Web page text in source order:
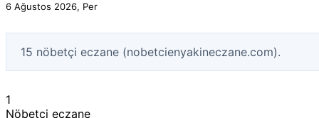
6 Ağustos 2026, Per
15 nöbetçi eczane (nobetcienyakineczane.com).
1
Nöbetçi eczane